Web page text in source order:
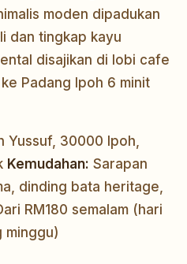
moden dipadukan
dan tingkap kayu
disajikan di lobi cafe
Padang Ipoh 6 minit
Yussuf, 30000 Ipoh,
Kemudahan: Sarapan
dinding bata heritage,
RM180 semalam (hari
minggu)